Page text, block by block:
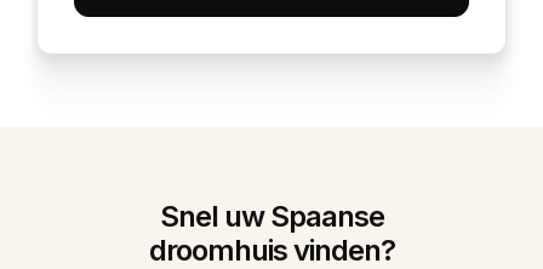
Snel uw Spaanse
droomhuis vinden?